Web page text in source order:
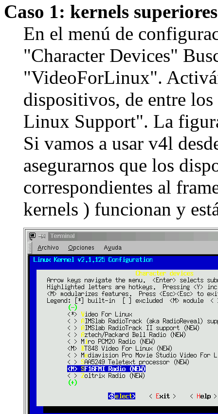
Caso 1: kernels
En el menú de
"Character Devices"
"VideoForLinux".
dispositivos, de entre
Linux Support". La
Si vamos a usar v4l
asegurarnos que los
correspondientes al
kernels ) funcionan y